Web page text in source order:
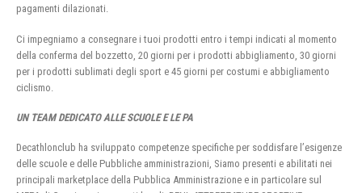
pagamenti dilazionati.
Ci impegniamo a consegnare i tuoi prodotti entro i tempi indicati al momento
della conferma del bozzetto, 20 giorni per i prodotti abbigliamento, 30 giorni
per i prodotti sublimati degli sport e 45 giorni per costumi e abbigliamento
ciclismo.
UN TEAM DEDICATO ALLE SCUOLE E LE PA
Decathlonclub ha sviluppato competenze specifiche per soddisfare l’esigenze
delle scuole e delle Pubbliche amministrazioni, Siamo presenti e abilitati nei
principali marketplace della Pubblica Amministrazione e in particolare sul